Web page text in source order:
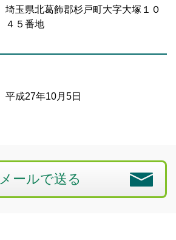
埼玉県北葛飾郡杉戸町大字大塚１０
４５番地
平成27年10月5日
メールで送る